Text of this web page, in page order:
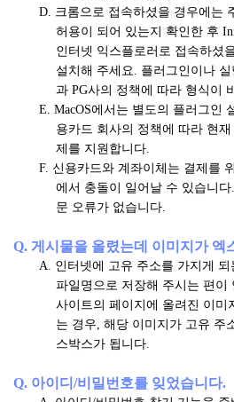
D. 크롬으로 접속하셨을 경우에는
허용이 되어 있는지 확인한 후
인터넷 익스플로러로 접속하셨
설치해 주세요. 플러그인이나
과 PG사의 정책에 따라 형식이
E. MacOS에서는 별도의 플러그인
용카드 회사의 정책에 따라 현
제를 지원합니다.
F. 신용카드와 계좌이체는 결제를
에서 충돌이 일어날 수 있습니
문 오류가 없습니다.
Q. 게시물을 올렸는데 이미지가 엑
A. 인터넷에 고유 주소를 가지게
파일명으로 저장해 주시는 편이
사이트의 페이지에 올려진 이미
는 경우, 해당 이미지가 고유 주
스박스가 됩니다.
Q. 아이디/비밀번호를 잊었습니다.